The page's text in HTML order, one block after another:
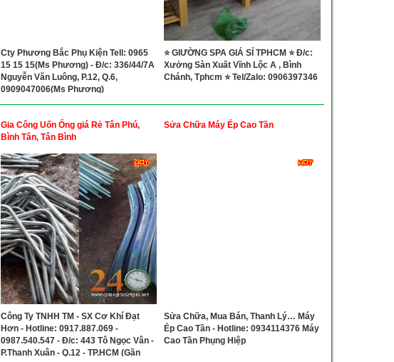
Cty Phương Bắc Phụ Kiện Tell: 0965
15 15 15(Ms Phương) - Đ/c: 336/44/7A
Nguyễn Văn Luông, P.12, Q.6,
0909047006(Ms Phương)
⭐ GIƯỜNG SPA GIÁ SỈ TPHCM ⭐ Đ/c:
Xưởng Sàn Xuất Vĩnh Lộc A , Bình
Chánh, Tphcm ⭐ Tel/Zalo: 0906397346
Gia Công Uốn Ống giá Rẻ Tân Phú,
Bình Tân, Tân Bình
Công Ty TNHH TM - SX Cơ Khí Đạt
Hơn - Hotline: 0917.887.069 -
0987.540.547 - Đ/c: 443 Tô Ngọc Vân -
P.Thạnh Xuân - Q.12 - TP.HCM (Gần
Sửa Chữa Máy Ép Cao Tần
Sửa Chữa, Mua Bán, Thanh Lý… Máy
Ép Cao Tần - Hotline: 0934114376 Máy
Cao Tần Phụng Hiệp